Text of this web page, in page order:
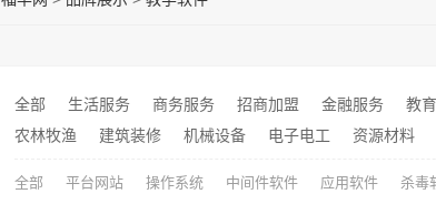
全部 生活服务 商务服务 招商加盟 金融服务 教
农林牧渔
建筑装修 机械设备 电子电工 资源材料
全部 平台网站 操作系统 中间件软件 应用软件 杀毒